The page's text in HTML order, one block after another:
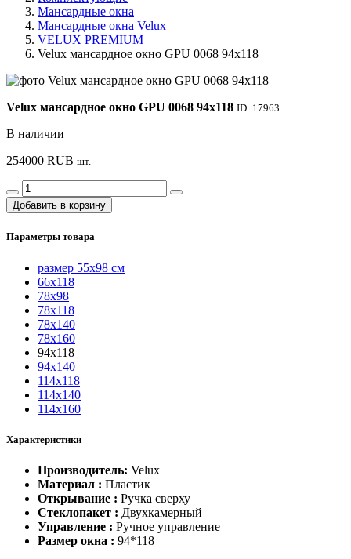
Мансардные окна
Мансардные окна Velux
VELUX PREМIUМ
Velux мансардное окно GPU 0068 94х118
Velux мансардное окно GPU 0068 94х118 ID: 17963
В наличии
254000 RUB шт.
Добавить в корзину
Параметры товара
размер 55x98 см
66х118
78х98
78х118
78х140
78х160
94х118
94х140
114х118
114х140
114х160
Характеристики
Производитель: Velux
Материал : Пластик
Открывание : Ручка сверху
Стеклопакет : Двухкамерный
Управление : Ручное управление
Размер окна : 94*118